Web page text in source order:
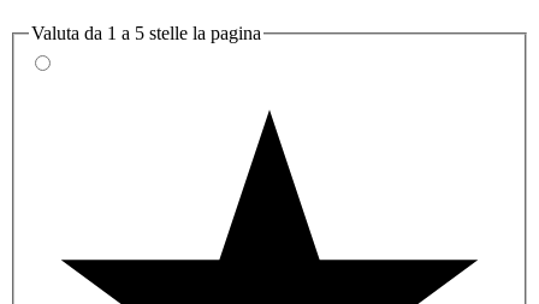
Valuta da 1 a 5 stelle la pagina